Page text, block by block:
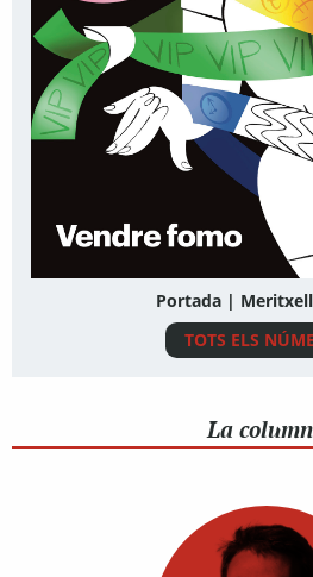
Portada |
TOTS ELS
La